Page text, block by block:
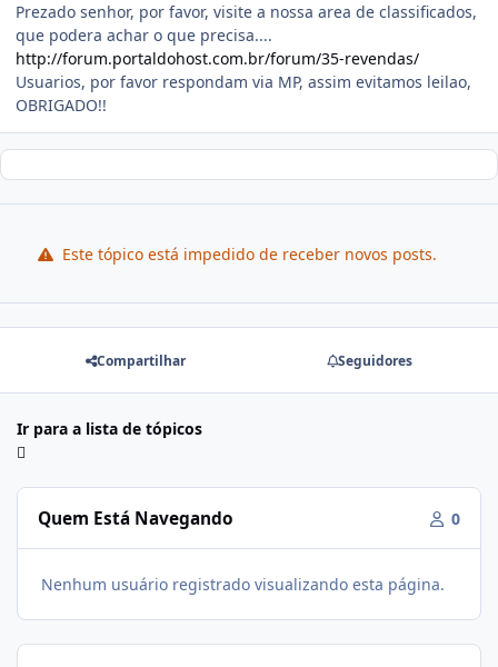
Prezado senhor, por favor, visite a nossa area de classificados,
que podera achar o que precisa....
http://forum.portaldohost.com.br/forum/35-revendas/
Usuarios, por favor respondam via MP, assim evitamos leilao,
OBRIGADO!!
Este tópico está impedido de receber novos posts.
Compartilhar Seguidores
Ir para a lista de tópicos
Quem Está Navegando 0
Nenhum usuário registrado visualizando esta página.